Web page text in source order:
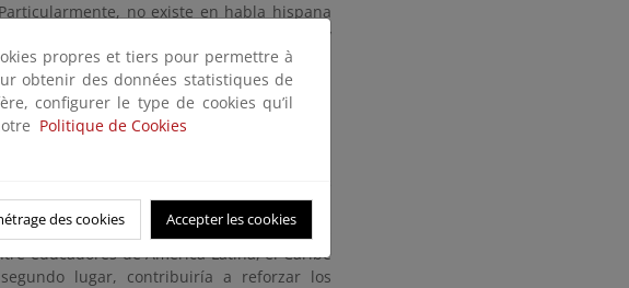
no existe en habla hispana
que promueva la investigación y
en educación ambiental.
hasta ahora esta demanda de espacios,
es comprensible debido a que se trata
de este proyecto son variadas. En
más numerosos educadores ambientales
educadores de América Latina, el Caribe
lugar, contribuiría a reforzar los
propres et tiers pour permettre à
obtenir des données statistiques de
configurer le type de cookies qu’il
Politique de Cookies
des cookies Accepter les cookies